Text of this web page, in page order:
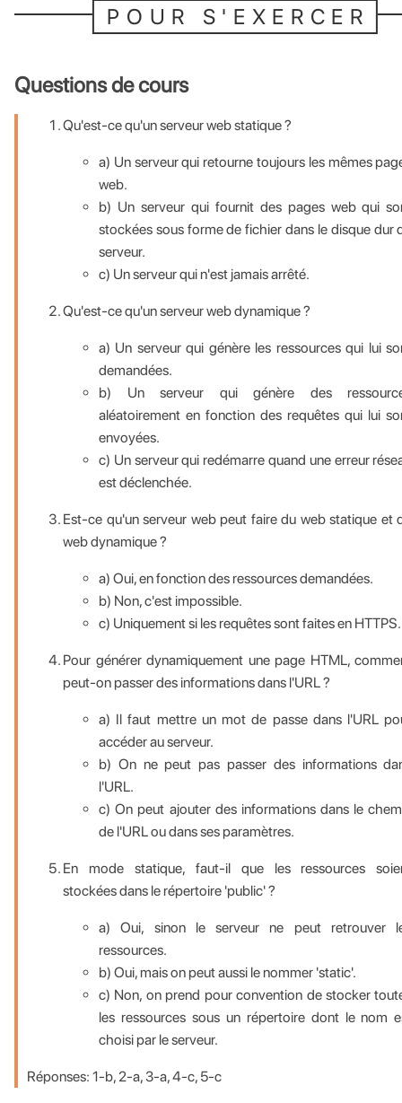
POUR S'EXERCER
Questions de cours
Qu'est-ce qu'un serveur web statique ?
a) Un serveur qui retourne toujours les mêmes
web.
b) Un serveur qui fournit des pages web qui
stockées sous forme de fichier dans le disque dur
serveur.
c) Un serveur qui n'est jamais arrêté.
Qu'est-ce qu'un serveur web dynamique ?
a) Un serveur qui génère les ressources qui lui
demandées.
b) Un serveur qui génère des
aléatoirement en fonction des requêtes qui lui
envoyées.
c) Un serveur qui redémarre quand une erreur
est déclenchée.
Est-ce qu'un serveur web peut faire du web statique et
web dynamique ?
a) Oui, en fonction des ressources demandées.
b) Non, c'est impossible.
c) Uniquement si les requêtes sont faites en HTTPS.
Pour générer dynamiquement une page HTML,
peut-on passer des informations dans l'URL ?
a) Il faut mettre un mot de passe dans l'URL
accéder au serveur.
b) On ne peut pas passer des informations
l'URL.
c) On peut ajouter des informations dans le
de l'URL ou dans ses paramètres.
En mode statique, faut-il que les ressources
stockées dans le répertoire 'public' ?
a) Oui, sinon le serveur ne peut retrouver
ressources.
b) Oui, mais on peut aussi le nommer 'static'.
c) Non, on prend pour convention de stocker
les ressources sous un répertoire dont le nom
choisi par le serveur.
Réponses: 1-b, 2-a, 3-a, 4-c, 5-c